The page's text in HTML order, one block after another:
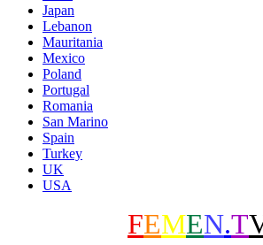
Japan
Lebanon
Mauritania
Mexico
Poland
Portugal
Romania
San Marino
Spain
Turkey
UK
USA
FEMEN.T